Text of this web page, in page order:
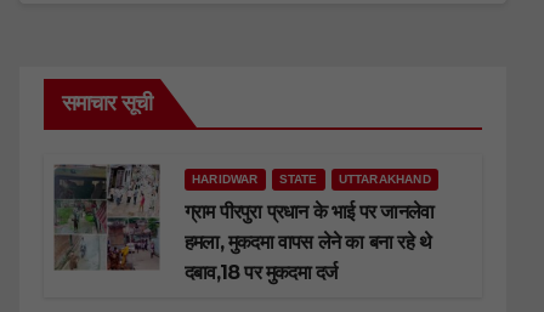
समाचार सूची
HARIDWAR STATE UTTARAKHAND
ग्राम पीरपुरा प्रधान के भाई पर जानलेवा
हमला, मुकदमा वापस लेने का बना रहे थे
दबाव,18 पर मुकदमा दर्ज